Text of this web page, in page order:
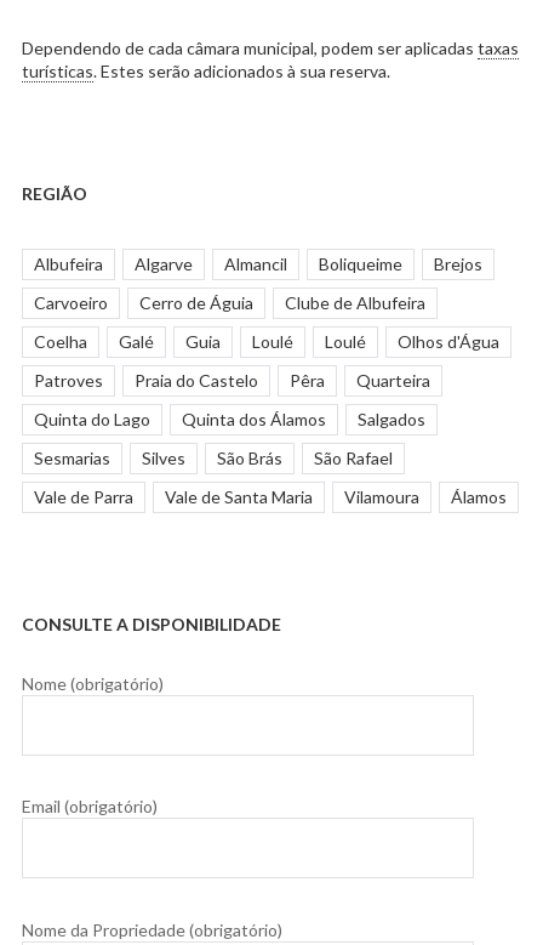
Dependendo de cada câmara municipal, podem ser aplicadas taxas
turísticas. Estes serão adicionados à sua reserva.
REGIÃO
Albufeira Algarve Almancil Boliqueime
Brejos
Carvoeiro
Cerro de Águia
Clube de Albufeira
Coelha
Galé Guia Loulé Loulé
Olhos d'Água
Patroves
Praia do Castelo Pêra
Quarteira
Quinta do Lago
Quinta dos Álamos
Salgados
Sesmarias
Silves São Brás
São Rafael
Vale de Parra
Vale de Santa Maria Vilamoura Álamos
CONSULTE A DISPONIBILIDADE
Nome (obrigatório)
Email (obrigatório)
Nome da Propriedade (obrigatório)